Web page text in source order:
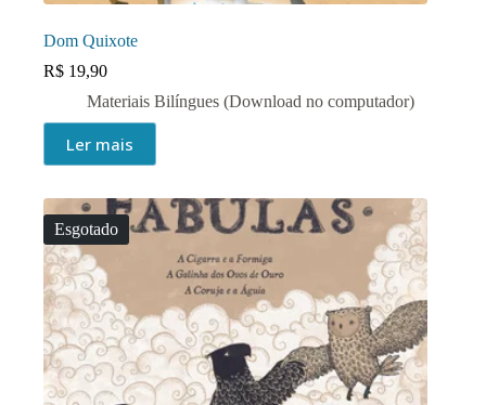
Dom Quixote
R$ 19,90
Materiais Bilíngues (Download no computador)
Ler mais
Esgotado